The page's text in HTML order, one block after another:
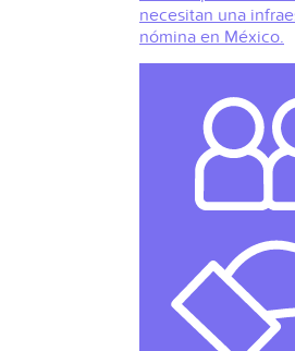
necesitan una
nómina en México.